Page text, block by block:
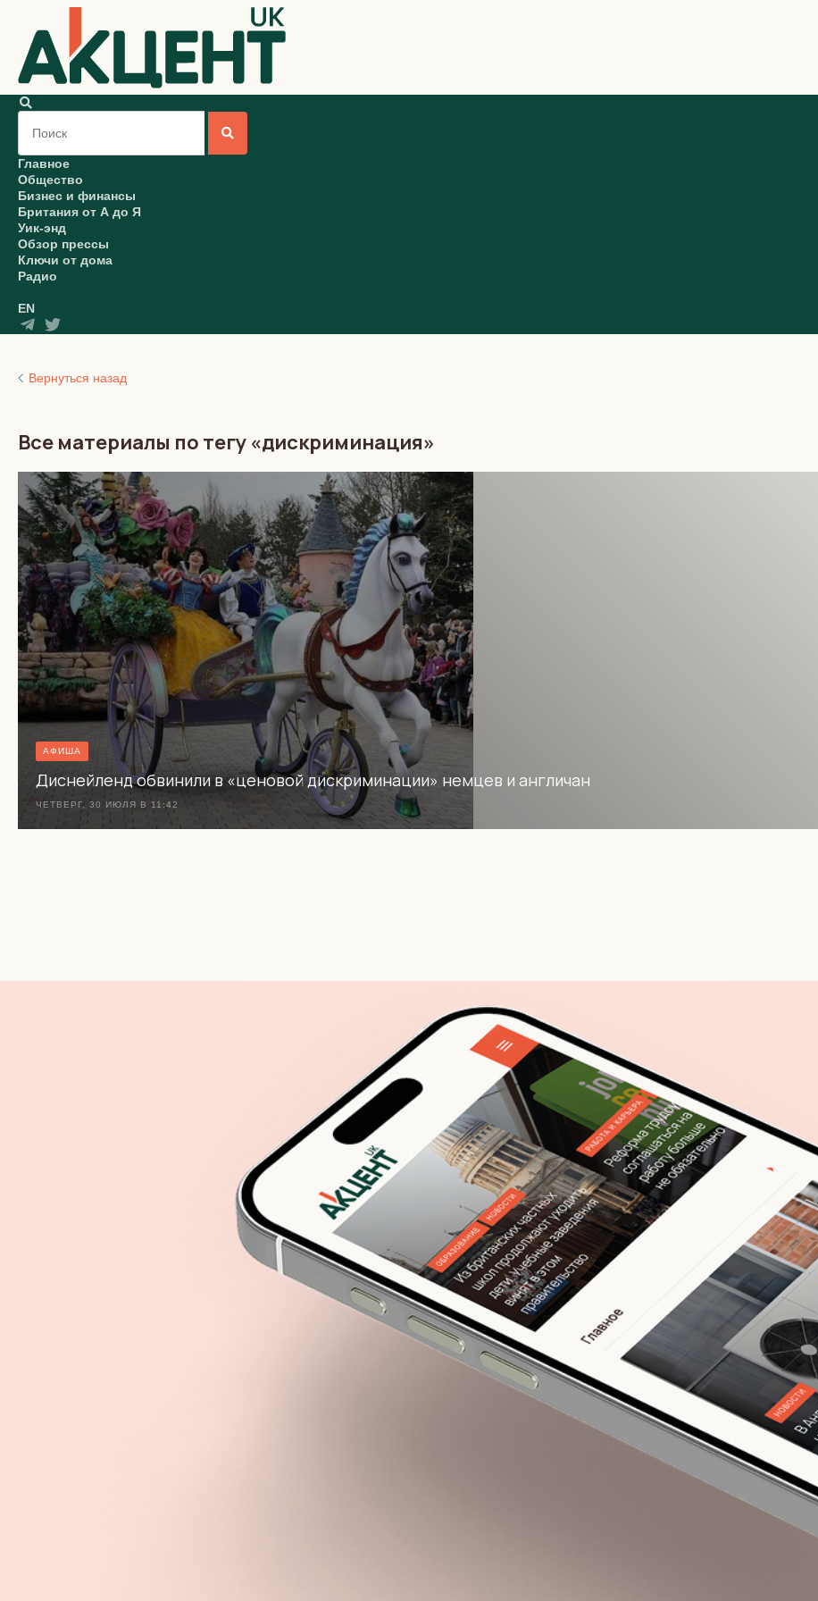
Главное
Общество
Бизнес и финансы
Британия от А до Я
Уик-энд
Обзор прессы
Ключи от дома
Радио
EN
Вернуться назад
Все материалы по тегу «дискриминация»
АФИША
Диснейленд обвинили в «ценовой дискриминации» немцев и англичан
ЧЕТВЕРГ, 30 ИЮЛЯ В 11:42